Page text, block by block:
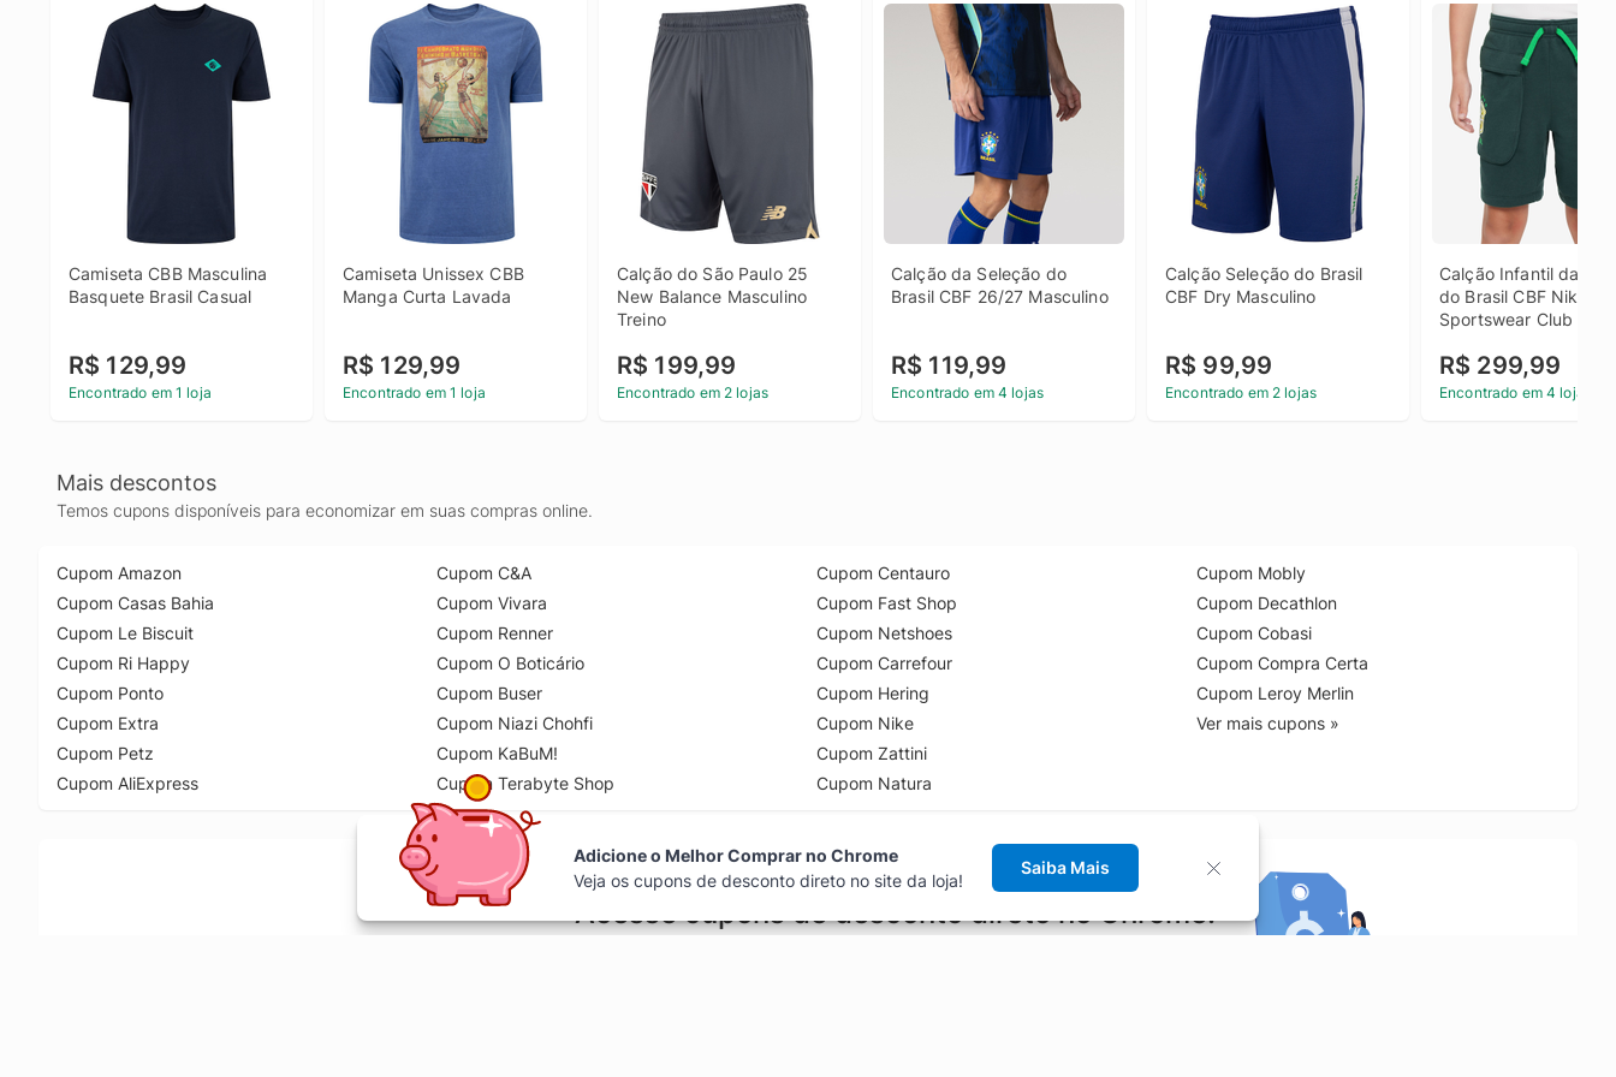
Camiseta CBB Masculina
Basquete Brasil Casual
R$ 129,99
Encontrado em 1 loja
Camiseta Unissex CBB
Manga Curta Lavada
R$ 129,99
Encontrado em 1 loja
Calção do São Paulo 25
New Balance Masculino
Treino
R$ 199,99
Encontrado em 2 lojas
Calção da Seleção do
Brasil CBF 26/27 Masculino
R$ 119,99
Encontrado em 4 lojas
Calção Seleção do Brasil
CBF Dry Masculino
R$ 99,99
Encontrado em 2 lojas
Calção Infantil da
do Brasil CBF Nike
Sportswear Club
R$ 299,99
Encontrado em 4 lojas
Mais descontos
Temos cupons disponíveis para economizar em suas compras online.
Cupom Amazon
Cupom Casas Bahia
Cupom Le Biscuit
Cupom Ri Happy
Cupom Ponto
Cupom Extra
Cupom Petz
Cupom AliExpress
Cupom C&A
Cupom Vivara
Cupom Renner
Cupom O Boticário
Cupom Buser
Cupom Niazi Chohfi
Cupom KaBuM!
Cupom Terabyte Shop
Cupom Centauro
Cupom Fast Shop
Cupom Netshoes
Cupom Carrefour
Cupom Hering
Cupom Nike
Cupom Zattini
Cupom Natura
Cupom Mobly
Cupom Decathlon
Cupom Cobasi
Cupom Compra Certa
Cupom Leroy Merlin
Ver mais cupons »
Acesse cupons de desconto direto no Chrome!
Adicione o Melhor Comprar no Chrome
Veja os cupons de desconto direto no site da loja!
Saiba Mais